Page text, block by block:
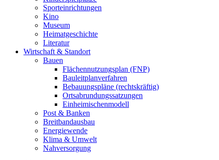
Sporteinrichtungen
Kino
Museum
Heimatgeschichte
Literatur
Wirtschaft & Standort
Bauen
Flächennutzungsplan (FNP)
Bauleitplanverfahren
Bebauungspläne (rechtskräftig)
Ortsabrundungssatzungen
Einheimischenmodell
Post & Banken
Breitbandausbau
Energiewende
Klima & Umwelt
Nahversorgung